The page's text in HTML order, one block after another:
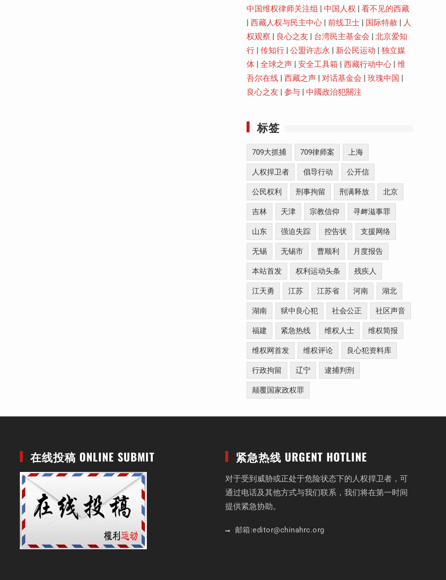
中国维权律师关注组 | 中国人权 | 看不见的西藏
| 西藏人权与民主中心 | 前线卫士 | 国际特赦 | 人
权观察 | 良心之友 | 台湾民主基金会 | 北京爱知
行 | 传知行 | 公盟许志永 | 新公民运动 | 独立媒
体 | 全球之声 | 安全工具箱 | 西藏行动中心 | 维
吾尔在线 | 西藏之声 | 对话基金会 | 玫瑰中国 |
良心之友 | 参与 | 中國政治犯關注
标签
709大抓捕 709律师案 上海
人权捍卫者 倡导行动 公开信
公民权利 刑事拘留 刑满释放 北京
吉林 天津 宗教信仰 寻衅滋事罪
山东 强迫失踪 控告状 支援网络
无锡 无锡市 曹顺利 月度报告
本站首发 权利运动头条 残疾人
江天勇 江苏 江苏省 河南 湖北
湖南 狱中良心犯 社会公正 社区声音
福建 紧急热线 维权人士 维权简报
维权网首发 维权评论 良心犯资料库
行政拘留 辽宁 逮捕判刑
颠覆国家政权罪
在线投稿 ONLINE SUBMIT 紧急热线 URGENT HOTLINE
对于受到威胁或正处于危险状态下的人权捍卫者，可
通过电话及其他方式与我们联系，我们将在第一时间
提供紧急协助。
邮箱:editor@chinahrc.org